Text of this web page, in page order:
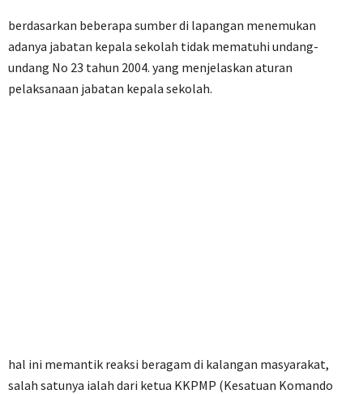
berdasarkan beberapa sumber di lapangan menemukan
adanya jabatan kepala sekolah tidak mematuhi undang-
undang No 23 tahun 2004. yang menjelaskan aturan
pelaksanaan jabatan kepala sekolah.
hal ini memantik reaksi beragam di kalangan masyarakat,
salah satunya ialah dari ketua KKPMP (Kesatuan Komando